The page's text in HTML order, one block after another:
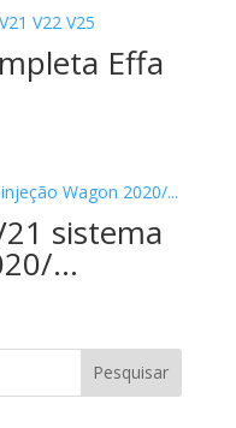
Effa
sistema
…
Pesquisar